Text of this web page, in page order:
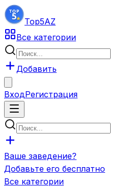
Top5AZ
Все категории
Добавить
ВходРегистрация
Ваше заведение?
Добавьте его бесплатно
Все категории